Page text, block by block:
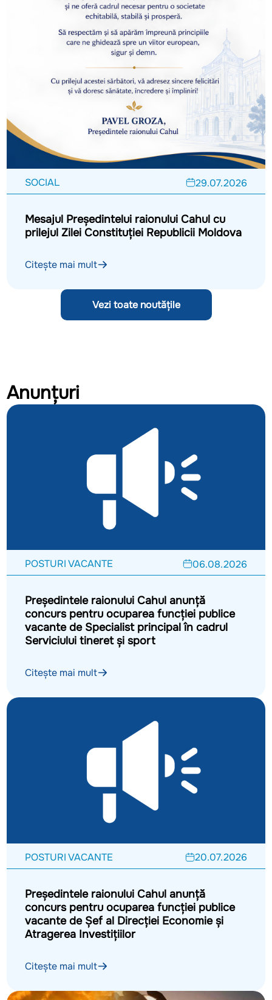
SOCIAL 29.07.2026
Mesajul Președintelui raionului Cahul cu
prilejul Zilei Constituției Republicii Moldova
Citește mai mult
Vezi toate noutățile
Anunțuri
POSTURI VACANTE 06.08.2026
Președintele raionului Cahul anunță
concurs pentru ocuparea funcției publice
vacante de Specialist principal în cadrul
Serviciului tineret și sport
Citește mai mult
POSTURI VACANTE 20.07.2026
Președintele raionului Cahul anunță
concurs pentru ocuparea funcției publice
vacante de Șef al Direcției Economie și
Atragerea Investițiilor
Citește mai mult